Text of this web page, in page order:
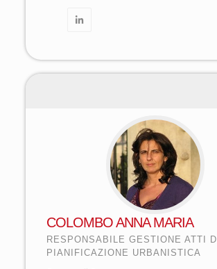
COLOMBO ANNA MARIA
RESPONSABILE GESTIONE ATTI DI
PIANIFICAZIONE URBANISTICA